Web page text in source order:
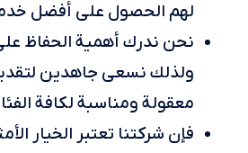
لهم الحصول على أفضل
نحن ندرك أهمية الحفاظ على
ولذلك نسعى جاهدين
معقولة ومناسبة لكافة
فإن شركتنا تعتبر الخيار